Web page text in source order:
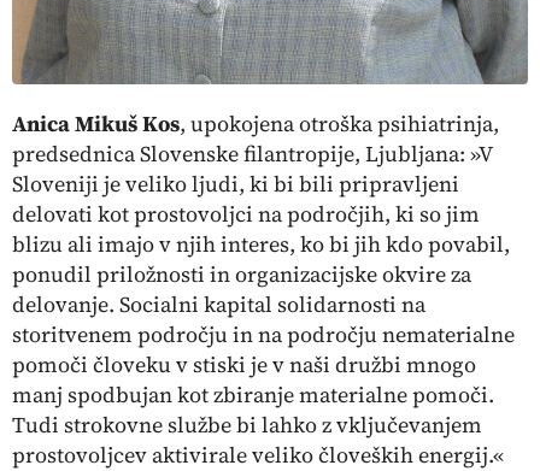
Anica Mikuš Kos, upokojena otroška psihiatrinja,
predsednica Slovenske filantropije, Ljubljana: »V
Sloveniji je veliko ljudi, ki bi bili pripravljeni
delovati kot prostovoljci na področjih, ki so jim
blizu ali imajo v njih interes, ko bi jih kdo povabil,
ponudil priložnosti in organizacijske okvire za
delovanje. Socialni kapital solidarnosti na
storitvenem področju in na področju nematerialne
pomoči človeku v stiski je v naši družbi mnogo
manj spodbujan kot zbiranje materialne pomoči.
Tudi strokovne službe bi lahko z vključevanjem
prostovoljcev aktivirale veliko človeških energij.«